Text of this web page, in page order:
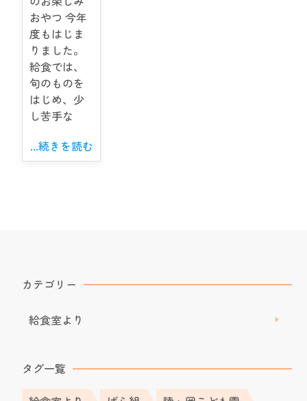
おやつ 今年
度もはじま
りました。
給食では、
旬のものを
はじめ、少
し苦手な
...続きを読む
カテゴリー
給食室より
タグ一覧